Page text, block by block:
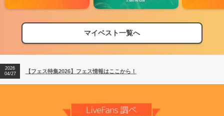
マイベスト一覧へ
【フェス特集2026】フェス情報はここから！
【ライブ動員ランキング】2026年上半期編発表！
2026
04/27
【フェス特集2026】フェス情報はここから！
2026